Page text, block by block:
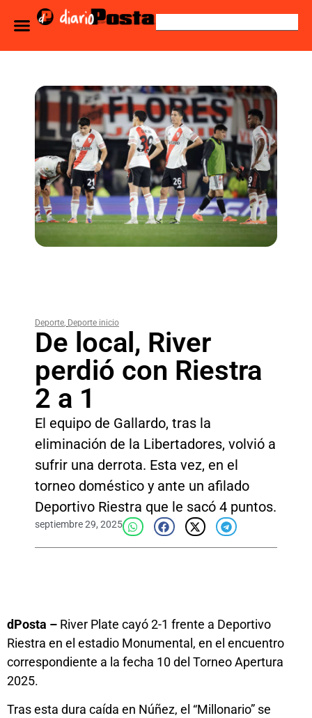
Deporte, Deporte inicio
De local, River
perdió con Riestra
2 a 1
El equipo de Gallardo, tras la
eliminación de la Libertadores, volvió a
sufrir una derrota. Esta vez, en el
torneo doméstico y ante un afilado
Deportivo Riestra que le sacó 4 puntos.
septiembre 29, 2025
dPosta – River Plate cayó 2-1 frente a Deportivo
Riestra en el estadio Monumental, en el encuentro
correspondiente a la fecha 10 del Torneo Apertura
2025.
Tras esta dura caída en Núñez, el “Millonario” se